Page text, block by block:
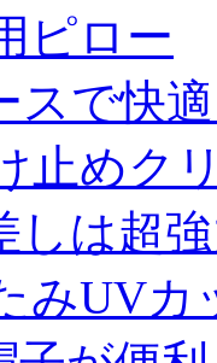
ピロー
スで快
止めク
しは超
みUVカ